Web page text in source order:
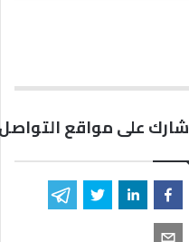
شارك على مواقع